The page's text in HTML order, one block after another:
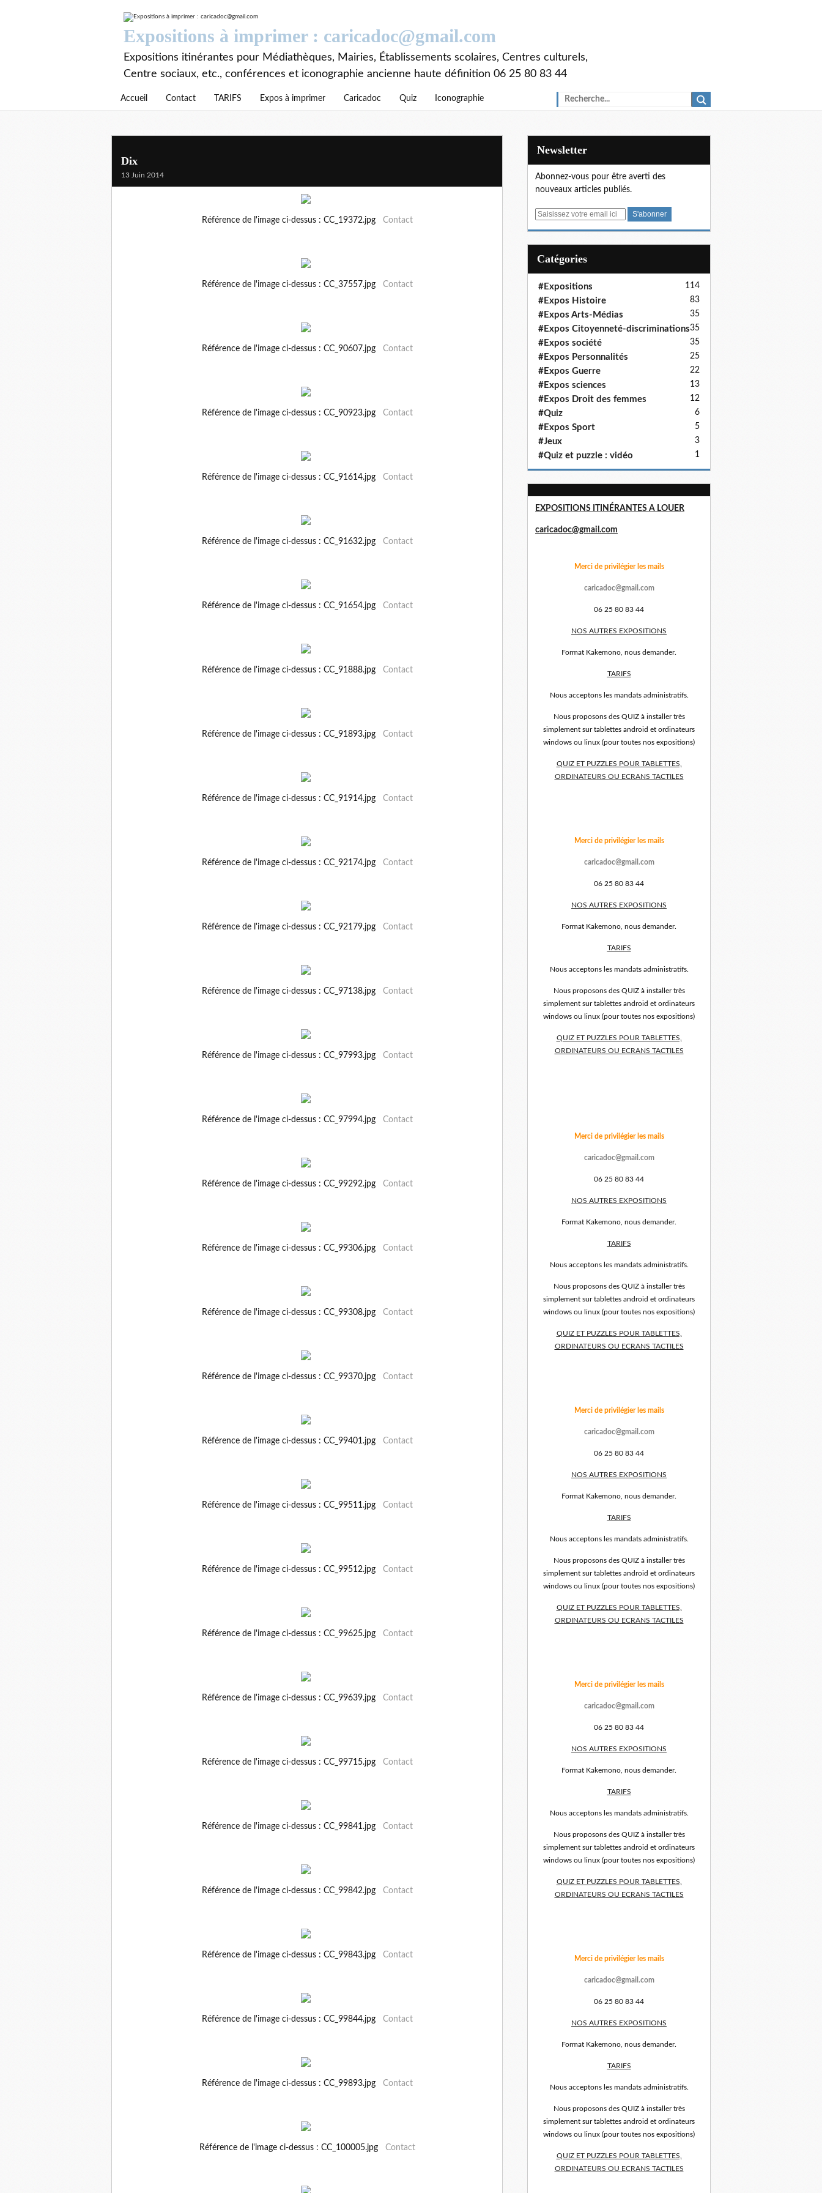
Expositions à imprimer : caricadoc@gmail.com
Expositions itinérantes pour Médiathèques, Mairies, Établissements scolaires, Centres culturels,
Centre sociaux, etc., conférences et iconographie ancienne haute définition 06 25 80 83 44
Accueil Contact TARIFS Expos à imprimer Caricadoc Quiz Iconographie
Dix
13 Juin 2014
Référence de l'image ci-dessus : CC_19372.jpg Contact
Référence de l'image ci-dessus : CC_37557.jpg Contact
Référence de l'image ci-dessus : CC_90607.jpg Contact
Référence de l'image ci-dessus : CC_90923.jpg Contact
Référence de l'image ci-dessus : CC_91614.jpg Contact
Référence de l'image ci-dessus : CC_91632.jpg Contact
Référence de l'image ci-dessus : CC_91654.jpg Contact
Référence de l'image ci-dessus : CC_91888.jpg Contact
Référence de l'image ci-dessus : CC_91893.jpg Contact
Référence de l'image ci-dessus : CC_91914.jpg Contact
Référence de l'image ci-dessus : CC_92174.jpg Contact
Référence de l'image ci-dessus : CC_92179.jpg Contact
Référence de l'image ci-dessus : CC_97138.jpg Contact
Référence de l'image ci-dessus : CC_97993.jpg Contact
Référence de l'image ci-dessus : CC_97994.jpg Contact
Référence de l'image ci-dessus : CC_99292.jpg Contact
Référence de l'image ci-dessus : CC_99306.jpg Contact
Référence de l'image ci-dessus : CC_99308.jpg Contact
Référence de l'image ci-dessus : CC_99370.jpg Contact
Référence de l'image ci-dessus : CC_99401.jpg Contact
Référence de l'image ci-dessus : CC_99511.jpg Contact
Référence de l'image ci-dessus : CC_99512.jpg Contact
Référence de l'image ci-dessus : CC_99625.jpg Contact
Référence de l'image ci-dessus : CC_99639.jpg Contact
Référence de l'image ci-dessus : CC_99715.jpg Contact
Référence de l'image ci-dessus : CC_99841.jpg Contact
Référence de l'image ci-dessus : CC_99842.jpg Contact
Référence de l'image ci-dessus : CC_99843.jpg Contact
Référence de l'image ci-dessus : CC_99844.jpg Contact
Référence de l'image ci-dessus : CC_99893.jpg Contact
Référence de l'image ci-dessus : CC_100005.jpg Contact
Newsletter
Abonnez-vous pour être averti des
nouveaux articles publiés.
E
Catégories
#Expositions 114
#Expos Histoire 83
#Expos Arts-Médias 35
#Expos Citoyenneté-discriminations35
#Expos société 35
#Expos Personnalités 25
#Expos Guerre 22
#Expos sciences 13
#Expos Droit des femmes 12
#Quiz 6
#Expos Sport 5
#Jeux 3
#Quiz et puzzle : vidéo 1
EXPOSITIONS ITINÉRANTES A LOUER
caricadoc@gmail.com
Merci de privilégier les mails
caricadoc@gmail.com
06 25 80 83 44
NOS AUTRES EXPOSITIONS
Format Kakemono, nous demander.
TARIFS
Nous acceptons les mandats administratifs.
Nous proposons des QUIZ à installer très
simplement sur tablettes android et ordinateurs
windows ou linux (pour toutes nos expositions)
QUIZ ET PUZZLES POUR TABLETTES,
ORDINATEURS OU ECRANS TACTILES
Merci de privilégier les mails
caricadoc@gmail.com
06 25 80 83 44
NOS AUTRES EXPOSITIONS
Format Kakemono, nous demander.
TARIFS
Nous acceptons les mandats administratifs.
Nous proposons des QUIZ à installer très
simplement sur tablettes android et ordinateurs
windows ou linux (pour toutes nos expositions)
QUIZ ET PUZZLES POUR TABLETTES,
ORDINATEURS OU ECRANS TACTILES
Merci de privilégier les mails
caricadoc@gmail.com
06 25 80 83 44
NOS AUTRES EXPOSITIONS
Format Kakemono, nous demander.
TARIFS
Nous acceptons les mandats administratifs.
Nous proposons des QUIZ à installer très
simplement sur tablettes android et ordinateurs
windows ou linux (pour toutes nos expositions)
QUIZ ET PUZZLES POUR TABLETTES,
ORDINATEURS OU ECRANS TACTILES
Merci de privilégier les mails
caricadoc@gmail.com
06 25 80 83 44
NOS AUTRES EXPOSITIONS
Format Kakemono, nous demander.
TARIFS
Nous acceptons les mandats administratifs.
Nous proposons des QUIZ à installer très
simplement sur tablettes android et ordinateurs
windows ou linux (pour toutes nos expositions)
QUIZ ET PUZZLES POUR TABLETTES,
ORDINATEURS OU ECRANS TACTILES
Merci de privilégier les mails
caricadoc@gmail.com
06 25 80 83 44
NOS AUTRES EXPOSITIONS
Format Kakemono, nous demander.
TARIFS
Nous acceptons les mandats administratifs.
Nous proposons des QUIZ à installer très
simplement sur tablettes android et ordinateurs
windows ou linux (pour toutes nos expositions)
QUIZ ET PUZZLES POUR TABLETTES,
ORDINATEURS OU ECRANS TACTILES
Merci de privilégier les mails
caricadoc@gmail.com
06 25 80 83 44
NOS AUTRES EXPOSITIONS
Format Kakemono, nous demander.
TARIFS
Nous acceptons les mandats administratifs.
Nous proposons des QUIZ à installer très
simplement sur tablettes android et ordinateurs
windows ou linux (pour toutes nos expositions)
QUIZ ET PUZZLES POUR TABLETTES,
ORDINATEURS OU ECRANS TACTILES